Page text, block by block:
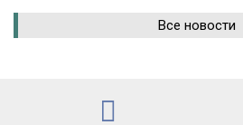
Все новости